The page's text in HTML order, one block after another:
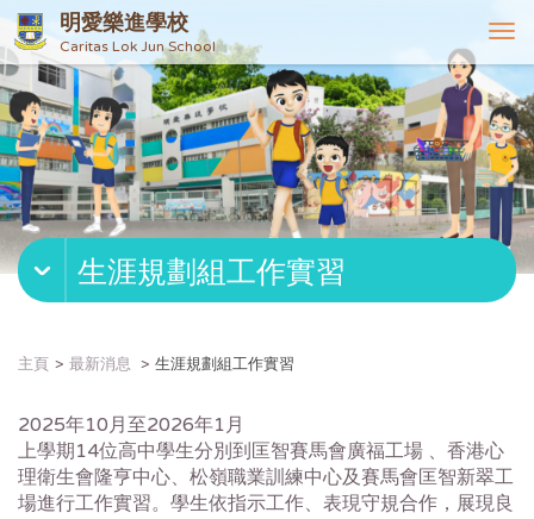
明愛樂進學校
Caritas Lok Jun School
T
o
g
g
l
e
n
v
g
生涯規劃組工作實習
主頁 最新消息 生涯規劃組工作實習
2025年10月至2026年1月
上學期14位高中學生分別到匡智賽馬會廣福工場 、香港心
理衛生會隆亨中心、松嶺職業訓練中心及賽馬會匡智新翠工
場進行工作實習。學生依指示工作、表現守規合作，展現良